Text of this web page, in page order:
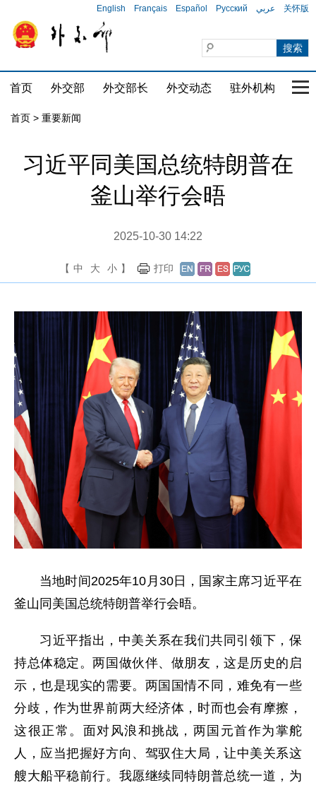
English Français Español Русский عربي 关怀版
首页 外交部 外交部长 外交动态 驻外机构 国
首页 > 重要新闻
习近平同美国总统特朗普在
釜山举行会晤
2025-10-30 14:22
【 中 大 小 】 打印
当地时间2025年10月30日，国家主席习近平在
釜山同美国总统特朗普举行会晤。
习近平指出，中美关系在我们共同引领下，保
持总体稳定。两国做伙伴、做朋友，这是历史的启
示，也是现实的需要。两国国情不同，难免有一些
分歧，作为世界前两大经济体，时而也会有摩擦，
这很正常。面对风浪和挑战，两国元首作为掌舵
人，应当把握好方向、驾驭住大局，让中美关系这
艘大船平稳前行。我愿继续同特朗普总统一道，为